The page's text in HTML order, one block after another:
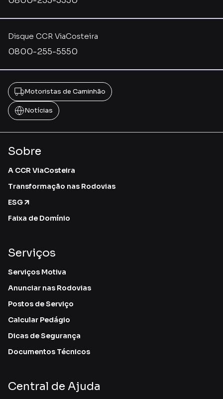
Disque CCR ViaCosteira
0800-255-5550
Motoristas de Caminhão
Notícias
Sobre
A CCR ViaCosteira
Transformação nas Rodovias
ESG
Faixa de Domínio
Serviços
Serviços Motiva
Anunciar nas Rodovias
Postos de Serviço
Calcular Pedágio
Dicas de Segurança
Documentos Técnicos
Central de Ajuda